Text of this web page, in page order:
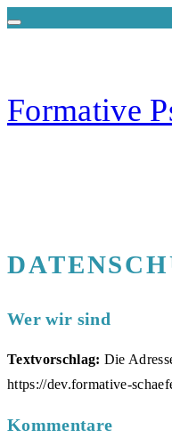
Formative
Wer wir sind
Textvorschlag: Die
https://dev.formative-
Kommentare